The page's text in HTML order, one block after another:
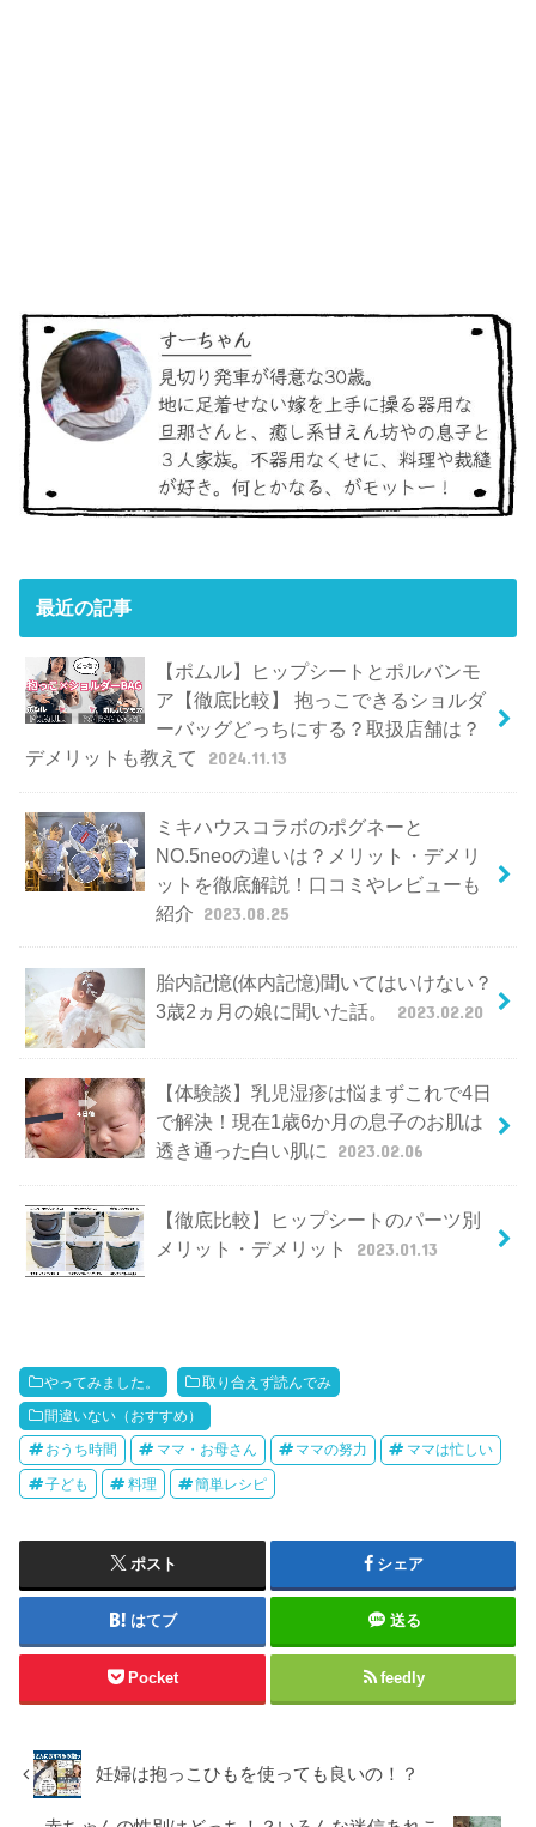
最近の記事
【ポムル】ヒップシートとポルバンモ
ア【徹底比較】 抱っこできるショルダ
ーバッグどっちにする？取扱店舗は？
デメリットも教えて
2024.11.13
ミキハウスコラボのポグネーと
NO.5neoの違いは？メリット・デメリ
ットを徹底解説！口コミやレビューも
紹介 2023.08.25
胎内記憶(体内記憶)聞いてはいけない？
3歳2ヵ月の娘に聞いた話。
2023.02.20
【体験談】乳児湿疹は悩まずこれで4日
で解決！現在1歳6か月の息子のお肌は
透き通った白い肌に
2023.02.06
【徹底比較】ヒップシートのパーツ別
メリット・デメリット
2023.01.13
やってみました。 取り合えず読んでみ
間違いない（おすすめ）
おうち時間 ママ・お母さん ママの努力 ママは忙しい
子ども 料理 簡単レシピ
ポスト シェア
はてブ 送る
Pocket feedly
妊婦は抱っこひもを使っても良いの！？